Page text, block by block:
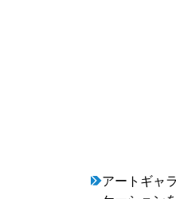
アートギャ